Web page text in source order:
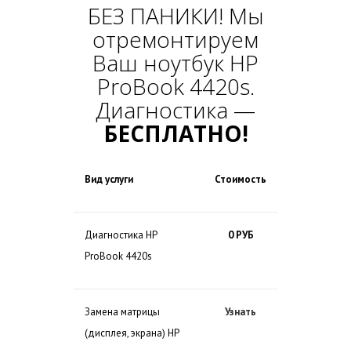
БЕЗ ПАНИКИ! Мы
отремонтируем
Ваш ноутбук HP
ProBook 4420s.
Диагностика —
БЕСПЛАТНО!
Вид услуги Стоимость
Диагностика HP
ProBook 4420s
0 РУБ
Замена матрицы
(дисплея, экрана) HP
Узнать